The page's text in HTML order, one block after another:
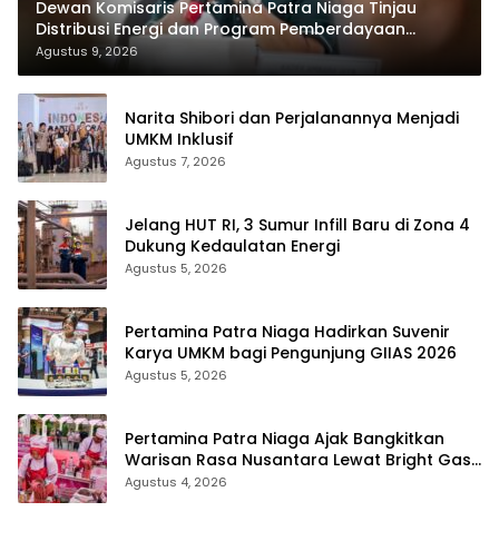
Dewan Komisaris Pertamina Patra Niaga Tinjau
Distribusi Energi dan Program Pemberdayaan
Masyarakat di Kepri
Agustus 9, 2026
Narita Shibori dan Perjalanannya Menjadi
UMKM Inklusif
Agustus 7, 2026
Jelang HUT RI, 3 Sumur Infill Baru di Zona 4
Dukung Kedaulatan Energi
Agustus 5, 2026
Pertamina Patra Niaga Hadirkan Suvenir
Karya UMKM bagi Pengunjung GIIAS 2026
Agustus 5, 2026
Pertamina Patra Niaga Ajak Bangkitkan
Warisan Rasa Nusantara Lewat Bright Gas
Cooking Competition 2026
Agustus 4, 2026